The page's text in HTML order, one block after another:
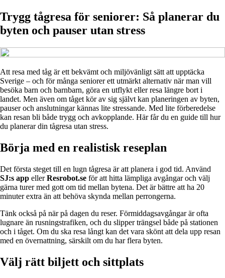
Trygg tågresa för seniorer: Så planerar du
byten och pauser utan stress
Att resa med tåg är ett bekvämt och miljövänligt sätt att upptäcka
Sverige – och för många seniorer ett utmärkt alternativ när man vill
besöka barn och barnbarn, göra en utflykt eller resa längre bort i
landet. Men även om tåget kör av sig självt kan planeringen av byten,
pauser och anslutningar kännas lite stressande. Med lite förberedelse
kan resan bli både trygg och avkopplande. Här får du en guide till hur
du planerar din tågresa utan stress.
Börja med en realistisk reseplan
Det första steget till en lugn tågresa är att planera i god tid. Använd
SJ:s app ellerResrobot.se för att hitta lämpliga avgångar och välj
gärna turer med gott om tid mellan bytena. Det är bättre att ha 20
minuter extra än att behöva skynda mellan perrongerna.
Tänk också på när på dagen du reser. Förmiddagsavgångar är ofta
lugnare än rusningstrafiken, och du slipper trängsel både på stationen
och i tåget. Om du ska resa långt kan det vara skönt att dela upp resan
med en övernattning, särskilt om du har flera byten.
Välj rätt biljett och sittplats